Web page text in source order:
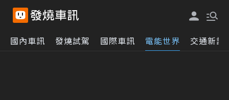
國內車訊 發燒試駕 國際車訊 電能世界 交通新訊